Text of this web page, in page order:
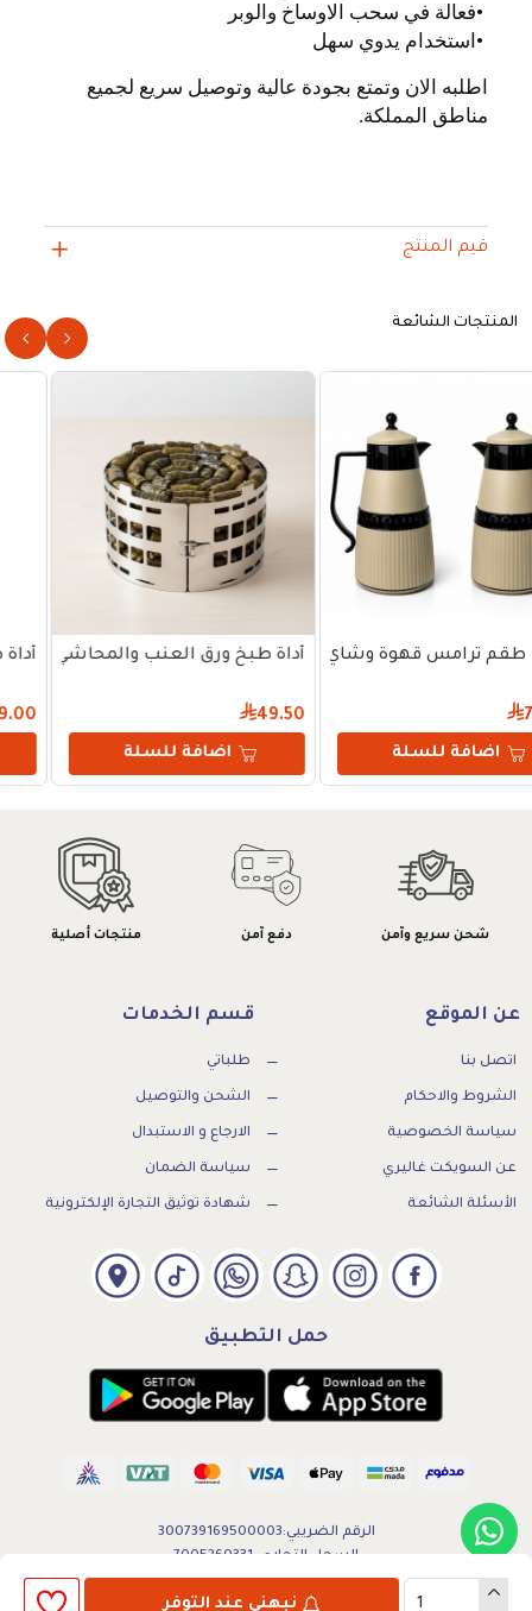
نبهني عند التوفر
•فعالة في سحب الاوساخ والوبر
• استخدام يدوي سهل
اطلبه الان وتمتع بجودة عالية وتوصيل سريع لجميع
مناطق المملكة.
قيم المنتج
المنتجات الشائعة
15 سم أداة طبخ ورق العنب والمحاشي 19 سم أداة طبخ ورق العنب
شحن سريع وآمن دفع آمن منتجات أصلية
عن الموقع
اتصل بنا
الشروط والاحكام
سياسة الخصوصية
عن السويكت غاليري
الأسئلة الشائعة
قسم الخدمات
طلباتي
الشحن والتوصيل
الارجاع و الاستبدال
سياسة الضمان
شهادة توثيق التجارة الإلكترونية
حمل التطبيق
الرقم الضريبي:300739169500003
السجل التجاري: 7005260331
جميع الحقوق محفوظة لـ السويكت غاليري